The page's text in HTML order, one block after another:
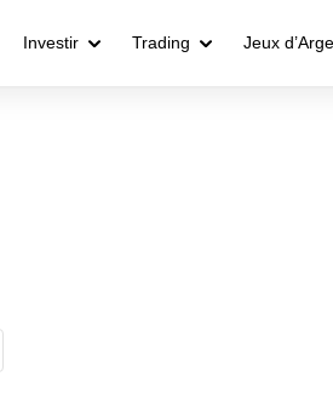
Investir Trading Jeux